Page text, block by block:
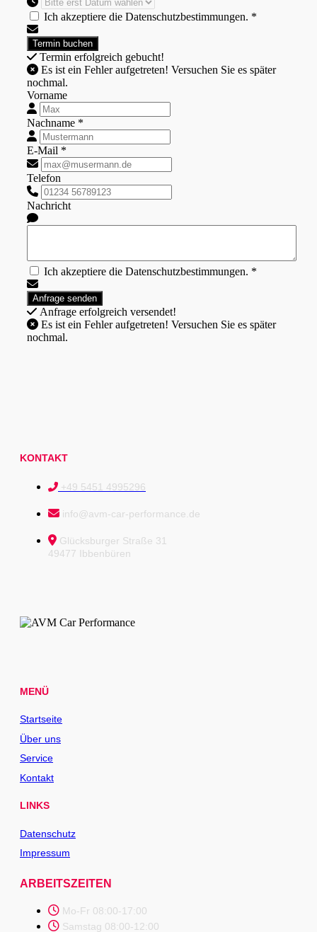
Ich akzeptiere die Datenschutzbestimmungen. *
Termin erfolgreich gebucht!
nochmal.
Vorname
Nachname *
E-Mail *
Telefon
Nachricht
Ich akzeptiere die Datenschutzbestimmungen. *
Anfrage erfolgreich versendet!
nochmal.
KONTAKT
+49 5451 4995296
info@avm-car-performance.de
Glücksburger Straße 31
49477 Ibbenbüren
MENÜ
Startseite
Über uns
Service
Kontakt
LINKS
Datenschutz
Impressum
ARBEITSZEITEN
Mo-Fr 08:00-17:00
Samstag 08:00-12:00